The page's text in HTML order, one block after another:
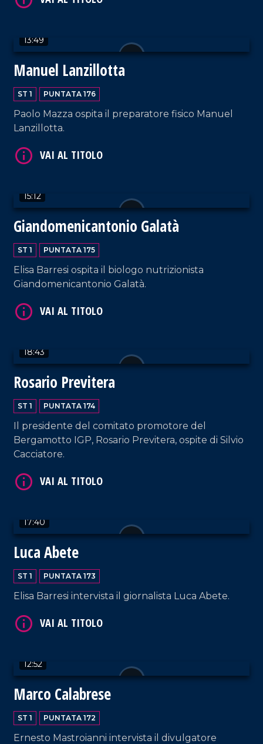
13:49
Manuel Lanzillotta
ST 1 PUNTATA 176
Paolo Mazza ospita il preparatore fisico Manuel
Lanzillotta.
15:12
Giandomenicantonio Galatà
ST 1 PUNTATA 175
Elisa Barresi ospita il biologo nutrizionista
Giandomenicantonio Galatà.
18:43
Rosario Previtera
ST 1 PUNTATA 174
Il presidente del comitato promotore del
Bergamotto IGP, Rosario Previtera, ospite di Silvio
Cacciatore.
17:40
Luca Abete
ST 1 PUNTATA 173
Elisa Barresi intervista il giornalista Luca Abete.
12:52
Marco Calabrese
ST 1 PUNTATA 172
Ernesto Mastroianni intervista il divulgatore
VAI AL TITOLO
VAI AL TITOLO
VAI AL TITOLO
VAI AL TITOLO
VAI AL TITOLO
VAI AL TITOLO